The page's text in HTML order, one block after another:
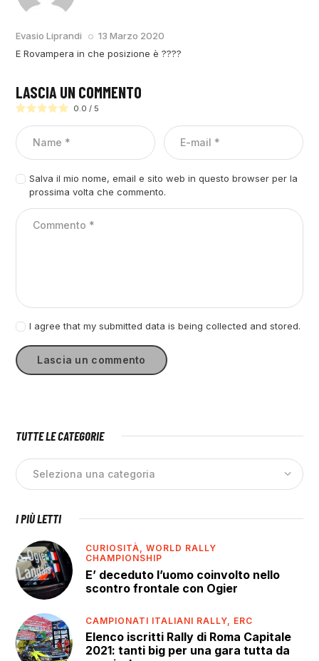
Evasio Liprandi
13 Marzo 2020
E Rovampera in che posizione è ????
LASCIA UN COMMENTO
0.0 / 5
Salva il mio nome, email e sito web in questo browser per la
prossima volta che commento.
I agree that my submitted data is being collected and stored.
TUTTE LE CATEGORIE
I PIÙ LETTI
CURIOSITÀ,WORLD RALLY
CHAMPIONSHIP
E’ deceduto l’uomo coinvolto nello
scontro frontale con Ogier
CAMPIONATI ITALIANI RALLY, ERC
Elenco iscritti Rally di Roma Capitale
2021: tanti big per una gara tutta da